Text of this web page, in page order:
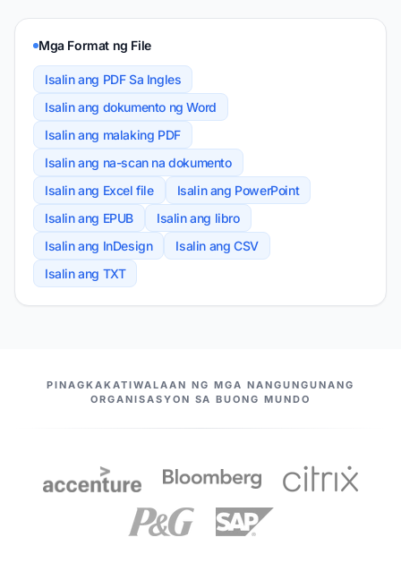
Mga Format ng File
Isalin ang PDF Sa Ingles
Isalin ang dokumento ng Word
Isalin ang malaking PDF
Isalin ang na-scan na dokumento
Isalin ang Excel file
Isalin ang PowerPoint
Isalin ang EPUB
Isalin ang libro
Isalin ang InDesign
Isalin ang CSV
Isalin ang TXT
ANG AMING MGA KASOSYO
PINAGKAKATIWALAAN NG MGA NANGUNGUNANG
ORGANISASYON SA BUONG MUNDO